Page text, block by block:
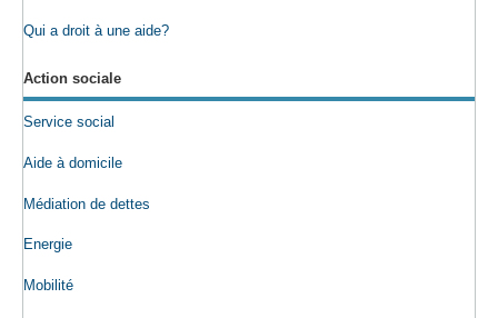
Qui a droit à une aide?
Action sociale
Service social
Aide à domicile
Médiation de dettes
Energie
Mobilité